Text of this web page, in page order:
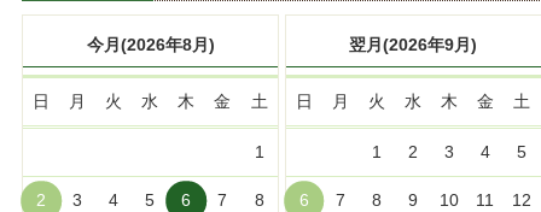
今月(2026年8月)
日 月 火 水 木 金 土
1
2 3 4 5 6 7 8
翌月(2026年9月)
日 月 火 水 木 金 土
1 2 3 4 5
6 7 8 9 10 11 12